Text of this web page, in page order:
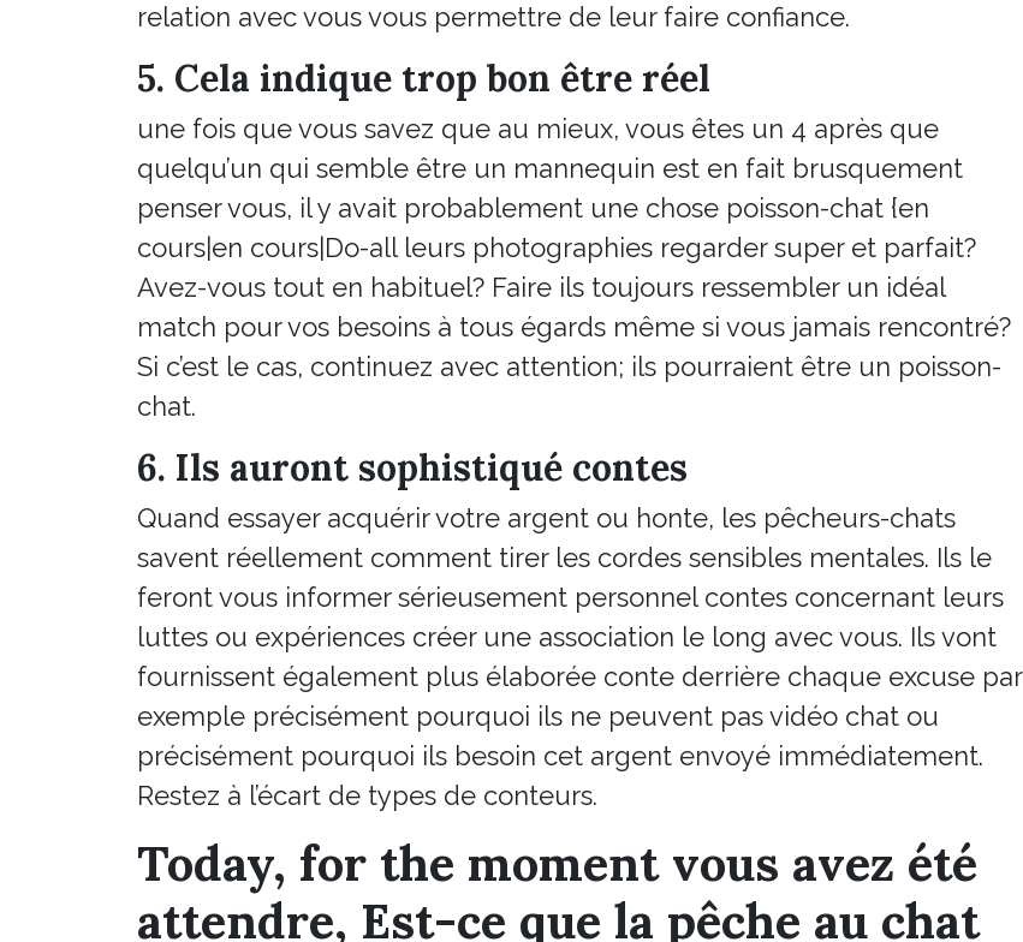
relation avec vous vous permettre de leur faire confiance.
5. Cela indique trop bon être réel
une fois que vous savez que au mieux, vous êtes un 4 après que
quelqu’un qui semble être un mannequin est en fait brusquement
penser vous, il y avait probablement une chose poisson-chat {en
cours|en cours|Do-all leurs photographies regarder super et parfait?
Avez-vous tout en habituel? Faire ils toujours ressembler un idéal
match pour vos besoins à tous égards même si vous jamais rencontré?
Si c’est le cas, continuez avec attention; ils pourraient être un poisson-
chat.
6. Ils auront sophistiqué contes
Quand essayer acquérir votre argent ou honte, les pêcheurs-chats
savent réellement comment tirer les cordes sensibles mentales. Ils le
feront vous informer sérieusement personnel contes concernant leurs
luttes ou expériences créer une association le long avec vous. Ils vont
fournissent également plus élaborée conte derrière chaque excuse par
exemple précisément pourquoi ils ne peuvent pas vidéo chat ou
précisément pourquoi ils besoin cet argent envoyé immédiatement.
Restez à l’écart de types de conteurs.
Today, for the moment vous avez été
attendre, Est-ce que la pêche au chat